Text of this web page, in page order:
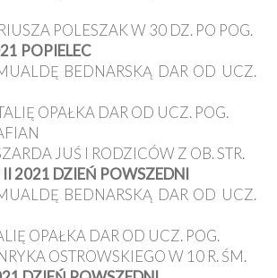
POLESZAK W 30 DZ. PO POG.
POPIELEC
BEDNARSKĄ DAR OD UCZ.
OPAŁKA DAR OD UCZ. POG.
JUŚ I RODZICÓW Z OB. STR.
2021 DZIEŃ POWSZEDNI
BEDNARSKĄ DAR OD UCZ.
OPAŁKA DAR OD UCZ. POG.
OSTROWSKIEGO W 10 R. ŚM.